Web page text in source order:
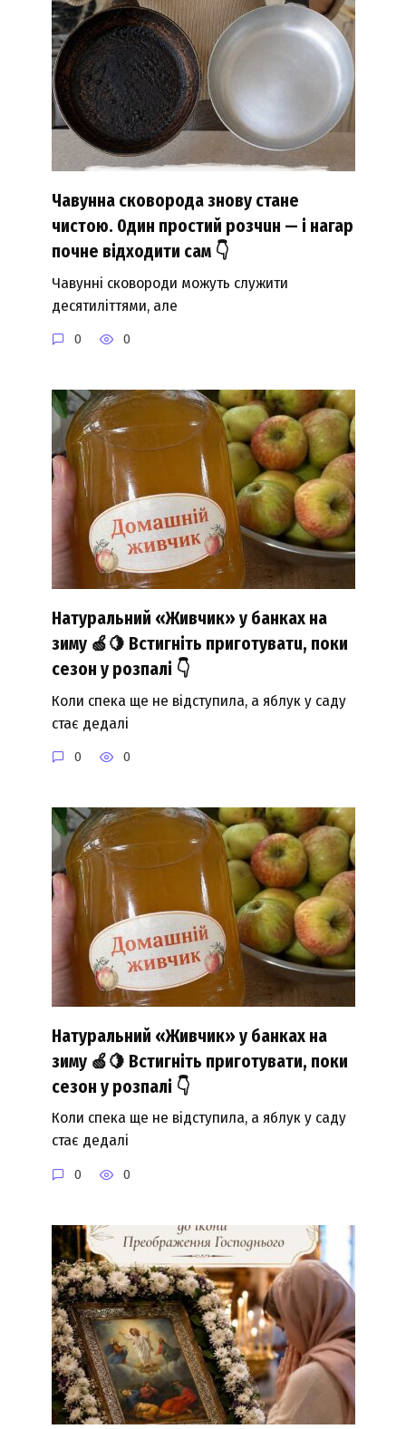
Чавунна сковорода знову стане
чистою. 0дин простий розчuн — і нагар
почне відходити сам 👇
Чавунні сковороди можуть служити
десятиліттями, але
0 0
Натуральний «Живчик» у банках на
зиму 🍏🍋 Встигніть приготуватu, поки
сезон у розпалі 👇
Коли спека ще не відступила, а яблук у саду
стає дедалі
0 0
Натуральний «Живчик» у банках на
зиму 🍏🍋 Встигніть приготувати, поки
сезон у розпалі 👇
Коли спека ще не відступила, а яблук у саду
стає дедалі
0 0